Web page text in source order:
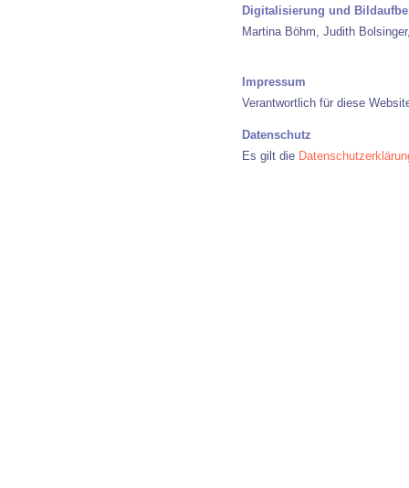
Digitalisierung und
Martina Böhm, Judith
Impressum
Verantwortlich für diese
Datenschutz
Es gilt die